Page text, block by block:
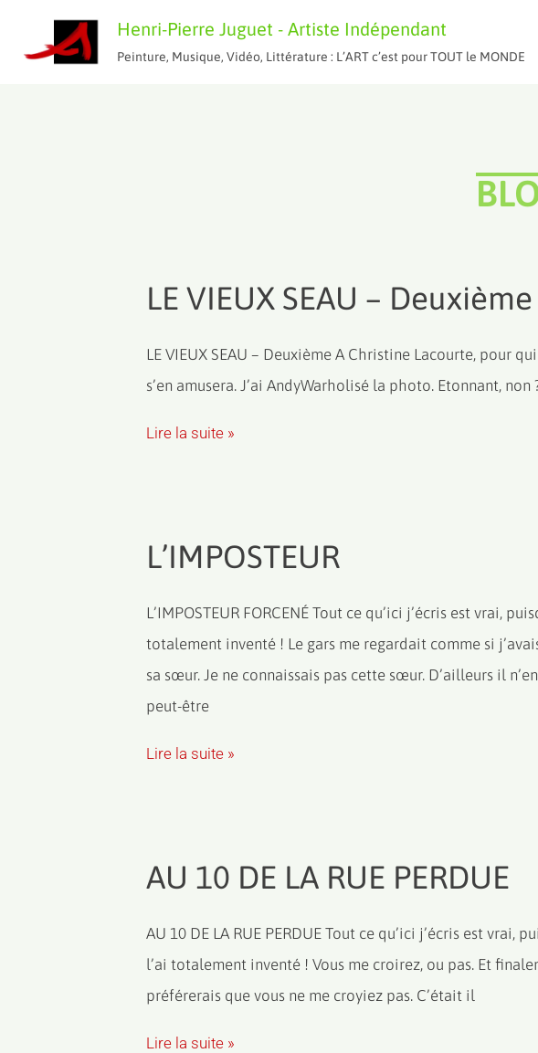
contenu
Henri-Pierre Juguet - Artiste Indépendant
Peinture, Musique, Vidéo, Littérature : L’ART c’est pour TOUT le MONDE
LE VIEUX SEAU – Deuxième
LE VIEUX SEAU – Deuxième A Christine Lacourte, pour
s’en amusera. J’ai AndyWarholisé la photo. Etonnant,
Lire la suite »
L’IMPOSTEUR
L’IMPOSTEUR FORCENÉ Tout ce qu’ici j’écris est vrai,
totalement inventé ! Le gars me regardait comme si
sa sœur. Je ne connaissais pas cette sœur. D’ailleurs il
peut-être
Lire la suite »
AU 10 DE LA RUE PERDUE
AU 10 DE LA RUE PERDUE Tout ce qu’ici j’écris est vrai,
l’ai totalement inventé ! Vous me croirez, ou pas. Et
préférerais que vous ne me croyiez pas. C’était il
Lire la suite »